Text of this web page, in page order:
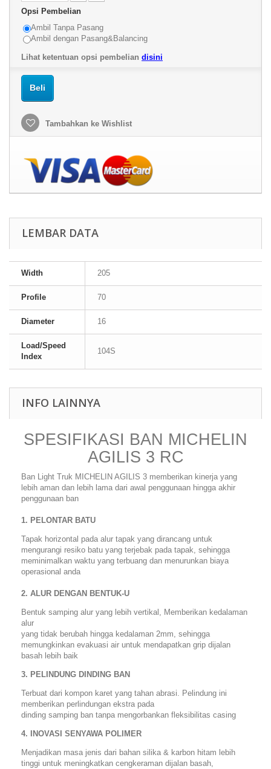
Opsi Pembelian
Ambil Tanpa Pasang
Ambil dengan Pasang&Balancing
Lihat ketentuan opsi pembelian disini
Beli
Tambahkan ke Wishlist
LEMBAR DATA
Width 205
Profile 70
Diameter 16
Load/Speed
Index
104S
INFO LAINNYA
SPESIFIKASI BAN MICHELIN
AGILIS 3 RC
Ban Light Truk MICHELIN AGILIS 3 memberikan kinerja yang
lebih aman dan lebih lama dari awal penggunaan hingga akhir
penggunaan ban
1. PELONTAR BATU
Tapak horizontal pada alur tapak yang dirancang untuk
mengurangi resiko batu yang terjebak pada tapak, sehingga
meminimalkan waktu yang terbuang dan menurunkan biaya
operasional anda
2. ALUR DENGAN BENTUK-U
Bentuk samping alur yang lebih vertikal, Memberikan kedalaman
alur
yang tidak berubah hingga kedalaman 2mm, sehingga
memungkinkan evakuasi air untuk mendapatkan grip dijalan
basah lebih baik
3. PELINDUNG DINDING BAN
Terbuat dari kompon karet yang tahan abrasi. Pelindung ini
memberikan perlindungan ekstra pada
dinding samping ban tanpa mengorbankan fleksibilitas casing
4. INOVASI SENYAWA POLIMER
Menjadikan masa jenis dari bahan silika & karbon hitam lebih
tinggi untuk meningkatkan cengkeraman dijalan basah,